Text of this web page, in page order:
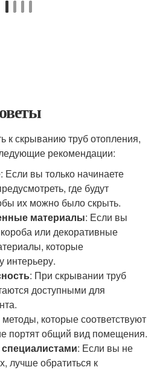
к скрыванию труб отопления,
рекомендации:
: Если вы только начинаете
где будут
их можно было скрыть.
материалы: Если вы
или декоративные
которые
интерьеру.
: При скрывании труб
доступными для
которые соответствуют
портят общий вид помещения.
: Если вы не
лучше обратиться к